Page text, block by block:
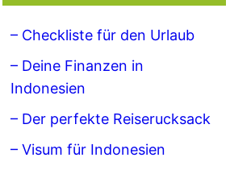
– Checkliste für den Urlaub
– Deine Finanzen in
Indonesien
– Der perfekte Reiserucksack
– Visum für Indonesien